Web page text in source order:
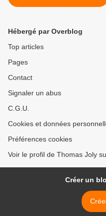
de la grande mosquée de
Hébergé par Overblog
Top articles
Pages
Contact
Signaler un abus
C.G.U.
Cookies et données
Préférences cookies
Voir le profil de Thomas Joly
Créer un